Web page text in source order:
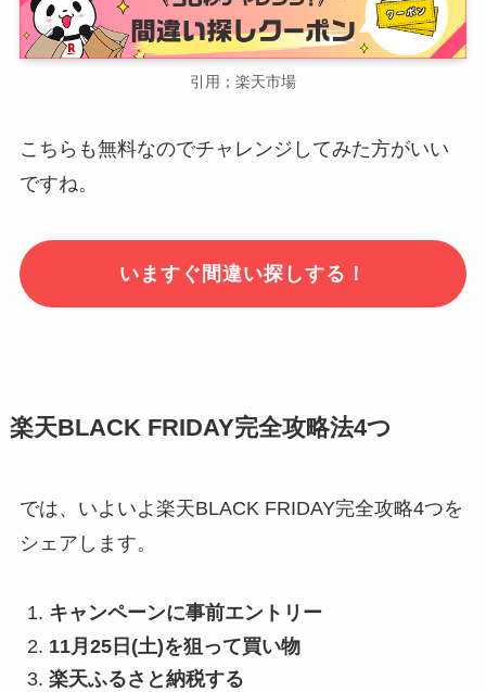
引用；楽天市場
こちらも無料なのでチャレンジしてみた方がいい
ですね。
いますぐ間違い探しする！
楽天BLACK FRIDAY完全攻略法4つ
では、いよいよ楽天BLACK FRIDAY完全攻略4つを
シェアします。
キャンペーンに事前エントリー
11月25日(土)を狙って買い物
楽天ふるさと納税する